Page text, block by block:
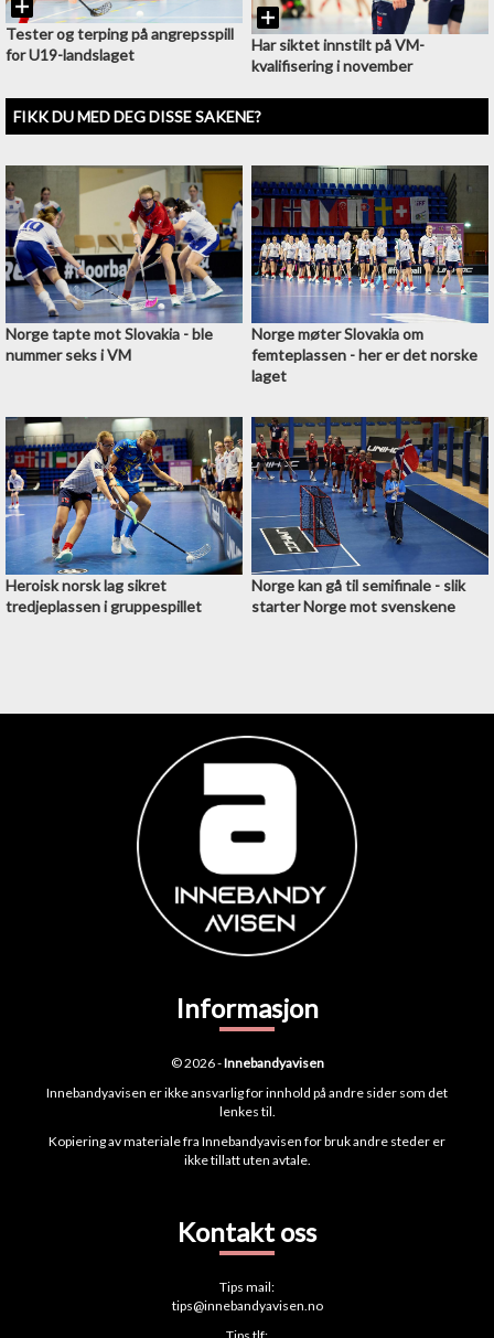
Tester og terping på angrepsspill
for U19-landslaget
Har siktet innstilt på VM-
kvalifisering i november
FIKK DU MED DEG DISSE SAKENE?
Norge tapte mot Slovakia - ble
nummer seks i VM
Norge møter Slovakia om
femteplassen - her er det norske
laget
Heroisk norsk lag sikret
tredjeplassen i gruppespillet
Norge kan gå til semifinale - slik
starter Norge mot svenskene
Informasjon
© 2026 -Innebandyavisen
Innebandyavisen er ikke ansvarlig for innhold på andre sider som det
lenkes til.
Kopiering av materiale fra Innebandyavisen for bruk andre steder er
ikke tillatt uten avtale.
Kontakt oss
Tips mail:
tips@innebandyavisen.no